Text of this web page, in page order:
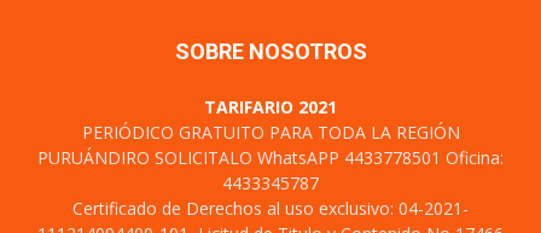
SOBRE NOSOTROS
TARIFARIO 2021
PERIÓDICO GRATUITO PARA TODA LA REGIÓN
PURUÁNDIRO SOLICITALO WhatsAPP 4433778501 Oficina:
4433345787
Certificado de Derechos al uso exclusivo: 04-2021-